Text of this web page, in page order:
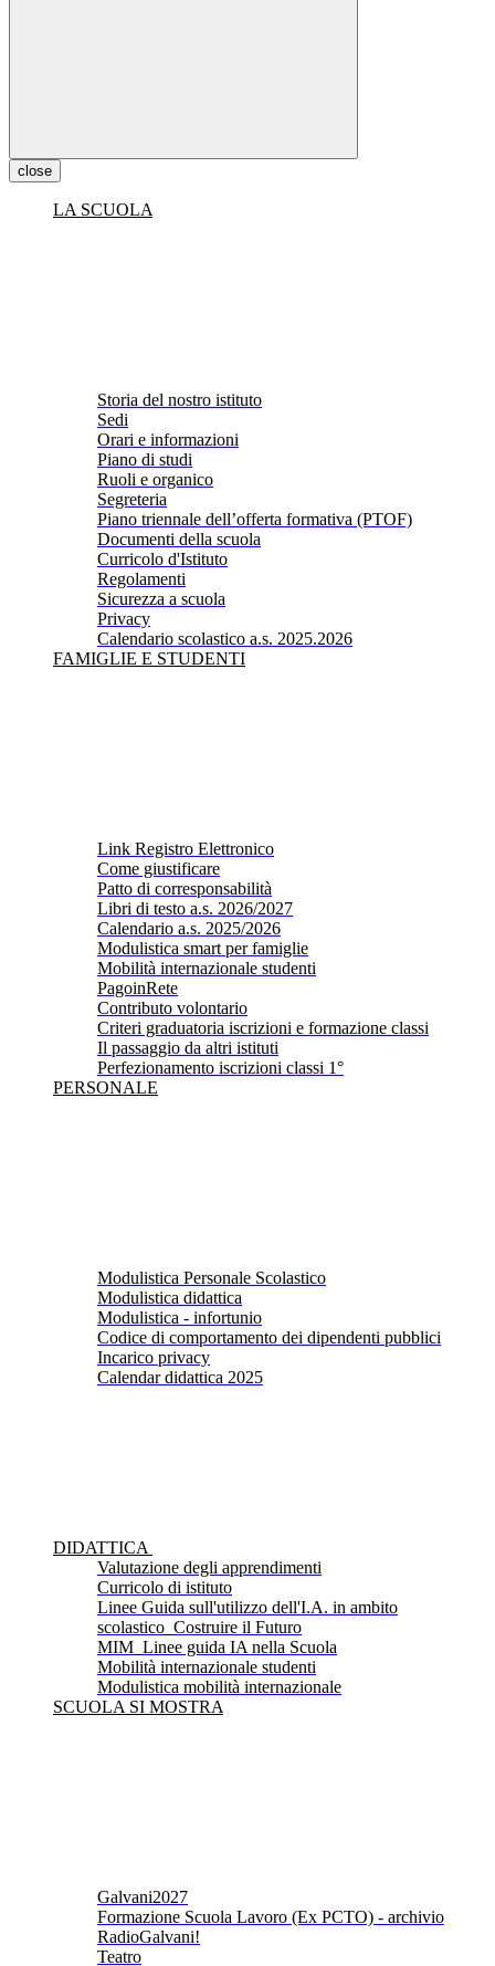
close
LA SCUOLA
Storia del nostro istituto
Sedi
Orari e informazioni
Piano di studi
Ruoli e organico
Segreteria
Piano triennale dell’offerta formativa (PTOF)
Documenti della scuola
Curricolo d'Istituto
Regolamenti
Sicurezza a scuola
Privacy
Calendario scolastico a.s. 2025.2026
FAMIGLIE E STUDENTI
Link Registro Elettronico
Come giustificare
Patto di corresponsabilità
Libri di testo a.s. 2026/2027
Calendario a.s. 2025/2026
Modulistica smart per famiglie
Mobilità internazionale studenti
PagoinRete
Contributo volontario
Criteri graduatoria iscrizioni e formazione classi
Il passaggio da altri istituti
Perfezionamento iscrizioni classi 1°
PERSONALE
Modulistica Personale Scolastico
Modulistica didattica
Modulistica - infortunio
Codice di comportamento dei dipendenti pubblici
Incarico privacy
Calendar didattica 2025
DIDATTICA
Valutazione degli apprendimenti
Curricolo di istituto
Linee Guida sull'utilizzo dell'I.A. in ambito
scolastico_Costruire il Futuro
MIM_Linee guida IA nella Scuola
Mobilità internazionale studenti
Modulistica mobilità internazionale
SCUOLA SI MOSTRA
Galvani2027
Formazione Scuola Lavoro (Ex PCTO) - archivio
RadioGalvani!
Teatro